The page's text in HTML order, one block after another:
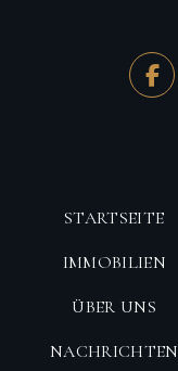
STARTSEITE
ÜBER UNS
IMMOBILIEN
NACHRICHTEN